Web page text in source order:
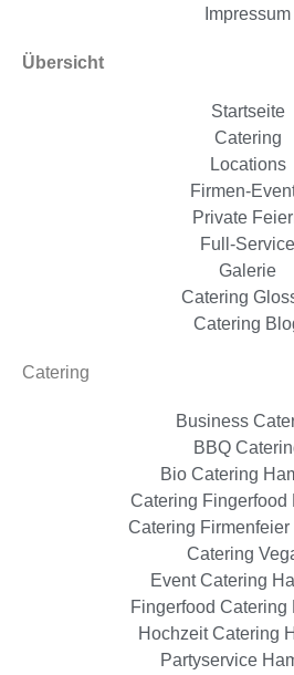
Impressum
Übersicht
Startseite
Catering
Locations
Firmen-
Private
Full-Service
Galerie
Catering
Catering
Catering
Business
BBQ
Bio Catering
Catering Fingerfood
Catering Firmenfeier
Catering
Event Catering
Fingerfood Catering
Hochzeit Catering
Partyservice